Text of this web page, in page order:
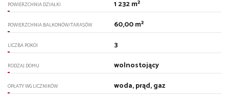
POWIERZCHNIA DZIAŁKI 1 232 m²
POWIERZCHNIA BALKONÓW/TARASÓW 60,00 m²
LICZBA POKOI 3
RODZAJ DOMU wolnostojący
OPŁATY WG LICZNIKÓW woda, prąd, gaz